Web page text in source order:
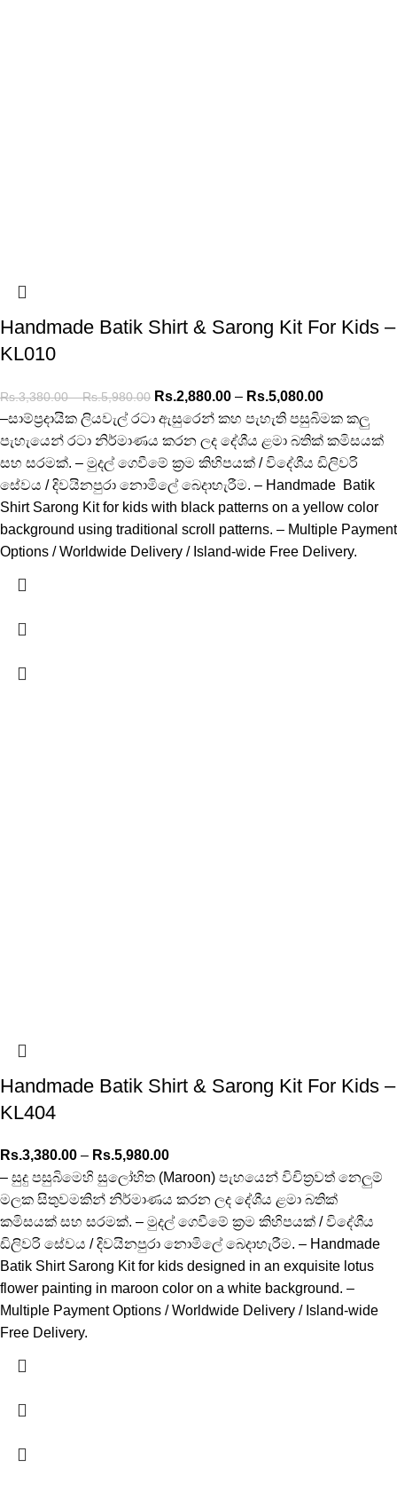
Handmade Batik Shirt & Sarong Kit For Kids –
KL010
Rs.3,380.00 – Rs.5,980.00 Rs.2,880.00 – Rs.5,080.00
–සාම්ප්‍රදායික ලියවැල් රටා ඇසුරෙන් කහ පැහැති පසුබිමක කලු
පැහැයෙන් රටා නිර්මාණය කරන ලද දේශීය ළමා බතික් කමිසයක්
සහ සරමක්. – මුදල් ගෙවීමේ ක්‍රම කිහිපයක් / විදේශීය ඩිලිවරි
සේවය / දිවයිනපුරා නොමිලේ බෙදාහැරීම. – Handmade Batik
Shirt Sarong Kit for kids with black patterns on a yellow color
background using traditional scroll patterns. – Multiple Payment
Options / Worldwide Delivery / Island-wide Free Delivery.
Handmade Batik Shirt & Sarong Kit For Kids –
KL404
Rs.3,380.00 – Rs.5,980.00
– සුදු පසුබිමෙහි සුලෝහිත (Maroon) පැහයෙන් විචිත්‍රවත් නෙලුම්
මලක සිතුවමකින් නිර්මාණය කරන ලද දේශීය ළමා බතික්
කමිසයක් සහ සරමක්. – මුදල් ගෙවීමේ ක්‍රම කිහිපයක් / විදේශීය
ඩිලිවරි සේවය / දිවයිනපුරා නොමිලේ බෙදාහැරීම. – Handmade
Batik Shirt Sarong Kit for kids designed in an exquisite lotus
flower painting in maroon color on a white background. –
Multiple Payment Options / Worldwide Delivery / Island-wide
Free Delivery.